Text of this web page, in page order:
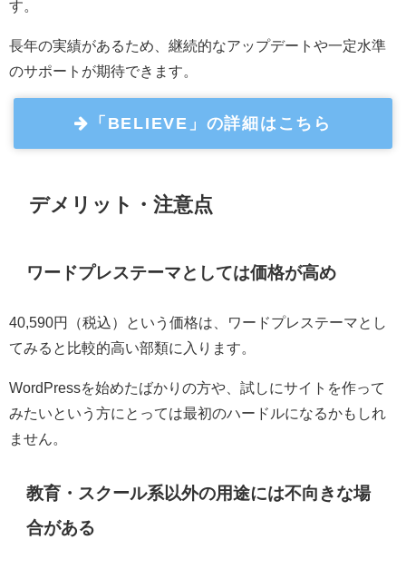
す。
長年の実績があるため、継続的なアップデートや一定水準
のサポートが期待できます。
「BELIEVE」の詳細はこちら
デメリット・注意点
ワードプレステーマとしては価格が高め
40,590円（税込）という価格は、ワードプレステーマとし
てみると比較的高い部類に入ります。
WordPressを始めたばかりの方や、試しにサイトを作って
みたいという方にとっては最初のハードルになるかもしれ
ません。
教育・スクール系以外の用途には不向きな場
合がある